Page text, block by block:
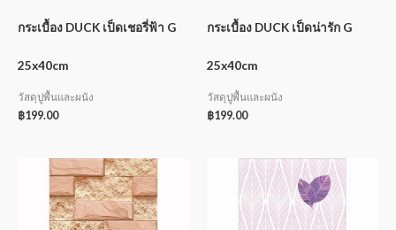
กระเบื้อง DUCK เป็ดเชอรี่ฟ้า G
25x40cm
วัสดุปูพื้นและผนัง
฿199.00
กระเบื้อง DUCK เป็ดน่ารัก G
25x40cm
วัสดุปูพื้นและผนัง
฿199.00